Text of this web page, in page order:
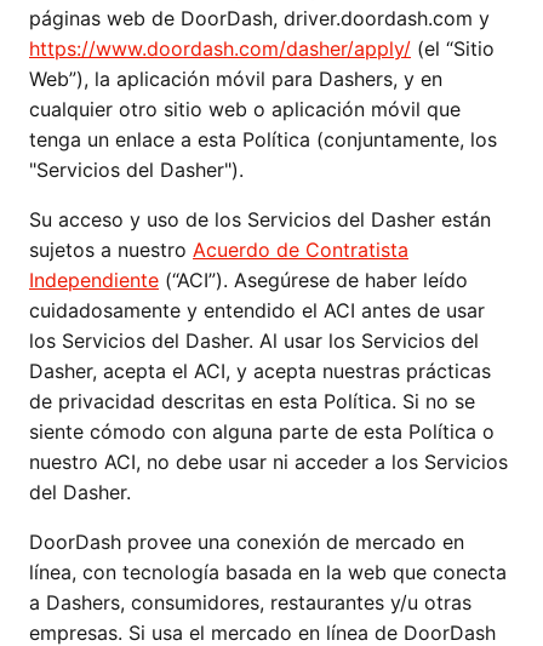
páginas web de DoorDash, driver.doordash.com y
https://www.doordash.com/dasher/apply/ (el “Sitio
Web”), la aplicación móvil para Dashers, y en
cualquier otro sitio web o aplicación móvil que
tenga un enlace a esta Política (conjuntamente, los
"Servicios del Dasher").
Su acceso y uso de los Servicios del Dasher están
sujetos a nuestro Acuerdo de Contratista
Independiente (“ACI”). Asegúrese de haber leído
cuidadosamente y entendido el ACI antes de usar
los Servicios del Dasher. Al usar los Servicios del
Dasher, acepta el ACI, y acepta nuestras prácticas
de privacidad descritas en esta Política. Si no se
siente cómodo con alguna parte de esta Política o
nuestro ACI, no debe usar ni acceder a los Servicios
del Dasher.
DoorDash provee una conexión de mercado en
línea, con tecnología basada en la web que conecta
a Dashers, consumidores, restaurantes y/u otras
empresas. Si usa el mercado en línea de DoorDash